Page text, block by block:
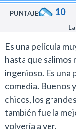
PUNTAJE: 10
Es una película
hasta que salimos
ingenioso. Es una
comedia. Buenos
chicos, los
también fue la
volvería a ver.